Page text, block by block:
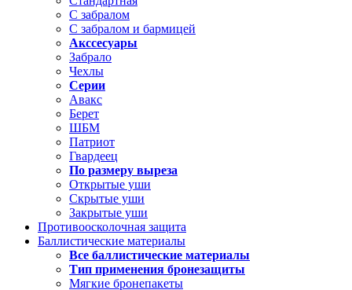
С забралом
С забралом и бармицей
Акссесуары
Забрало
Чехлы
Серии
Авакс
Берет
ШБМ
Патриот
Гвардеец
По размеру выреза
Открытые уши
Скрытые уши
Закрытые уши
Противоосколочная защита
Баллистические материалы
Все баллистические материалы
Тип применения бронезащиты
Мягкие бронепакеты